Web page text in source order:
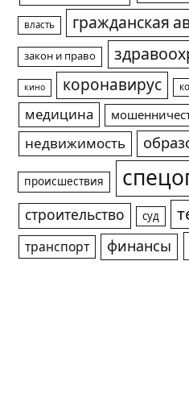
власть гражданская
закон и право
кино коронавирус
медицина
недвижимость
происшествия
строительство суд
транспорт финансы